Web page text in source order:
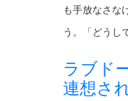
も手放なさな
う。「どうし
ラブド
連想さ